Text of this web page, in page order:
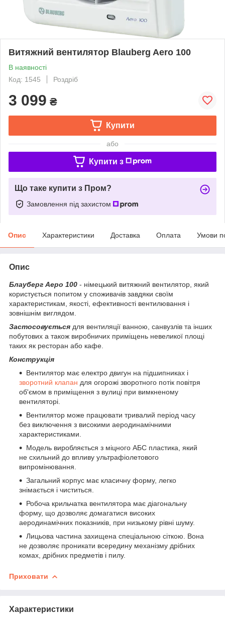
Витяжний вентилятор Blauberg Aero 100
В наявності
Код: 1545
Роздріб
3 099 ₴
Купити
або
Купити з
Що таке купити з Пром?
Замовлення під захистом
Опис Характеристики Доставка Оплата Умови
Опис
Блауберг Аеро 100 - німецький витяжний вентилятор, який
користується попитом у споживачів завдяки своїм
характеристикам, якості, ефективності вентилювання і
зовнішнім виглядом.
Застосовується для вентиляції ванною, санвузлів та інших
побутових а також виробничих приміщень невеликої площі
таких як ресторан або кафе.
Конструкція
Вентилятор має електро двигун на підшипниках і
зворотний клапан для огорожі зворотного потік повітря
об'ємом в приміщення з вулиці при вимкненому
вентиляторі.
Вентилятор може працювати тривалий період часу
без виключення з високими аеродинамічними
характеристиками.
Модель виробляється з міцного АБС пластика, який
не схильний до впливу ультрафіолетового
випромінювання.
Загальний корпус має класичну форму, легко
знімається і чиститься.
Робоча крильчатка вентилятора має діагональну
форму, що дозволяє домагатися високих
аеродинамічних показників, при низькому рівні шуму.
Лицьова частина захищена спеціальною сіткою. Вона
не дозволяє проникати всередину механізму дрібних
комах, дрібних предметів і пилу.
Приховати
Характеристики